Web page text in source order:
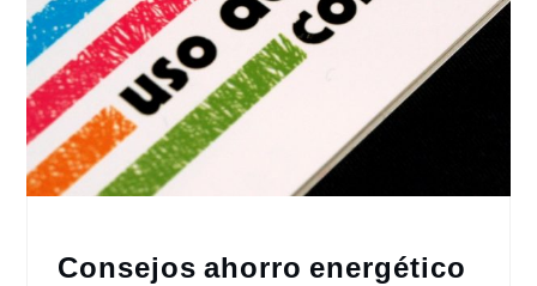
Consejos ahorro energético